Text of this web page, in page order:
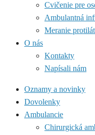
Cvičenie pre
Ambulantná
Meranie
O nás
Kontakty
Napísali nám
Oznamy a novinky
Dovolenky
Ambulancie
Chirurgická